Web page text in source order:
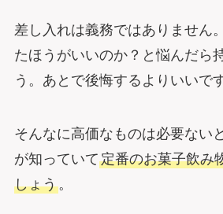
差し入れは義務ではありません
たほうがいいのか？と悩んだら
う。あとで後悔するよりいいです
そんなに高価なものは必要ない
が知っていて定番のお菓子飲み
しょう。